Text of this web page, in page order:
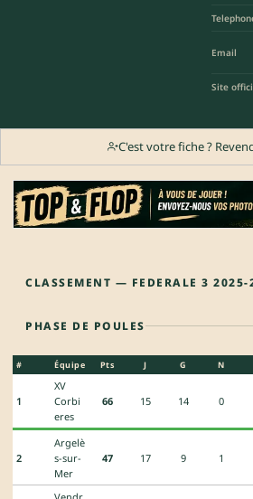
Email
Site
C'est votre fiche ?
CLASSEMENT — FEDERALE 3 2025-
PHASE DE POULES
# Équipe Pts J G N
1
XV
Corbi
eres
66 15 14 0
2
Argelè
s-sur-
Mer
47 17 9 1